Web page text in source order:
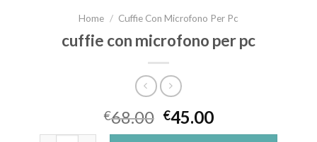
Home / Cuffie Con Microfono Per Pc
cuffie con microfono per pc
€68.00 €45.00